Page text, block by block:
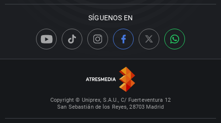
SÍGUENOS EN
Copyright © Uniprex, S.A.U., C/ Fuerteventura 12
San Sebastián de los Reyes, 28703 Madrid